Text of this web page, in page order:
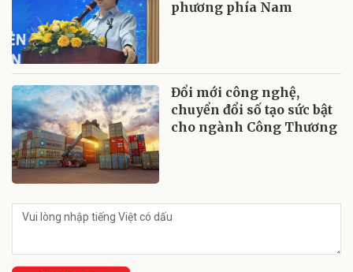
phương phía Nam
Đổi mới công nghệ,
chuyển đổi số tạo sức bật
cho ngành Công Thương